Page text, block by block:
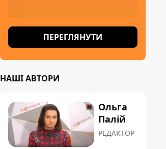
ПЕРЕГЛЯНУТИ
НАШІ АВТОРИ
Ольга
Палій
РЕДАКТОР